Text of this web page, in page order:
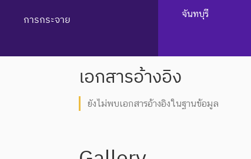
การกระจาย จันทบุรี
เอกสารอ้างอิง
ยังไม่พบเอกสารอ้างอิงในฐานข้อมูล